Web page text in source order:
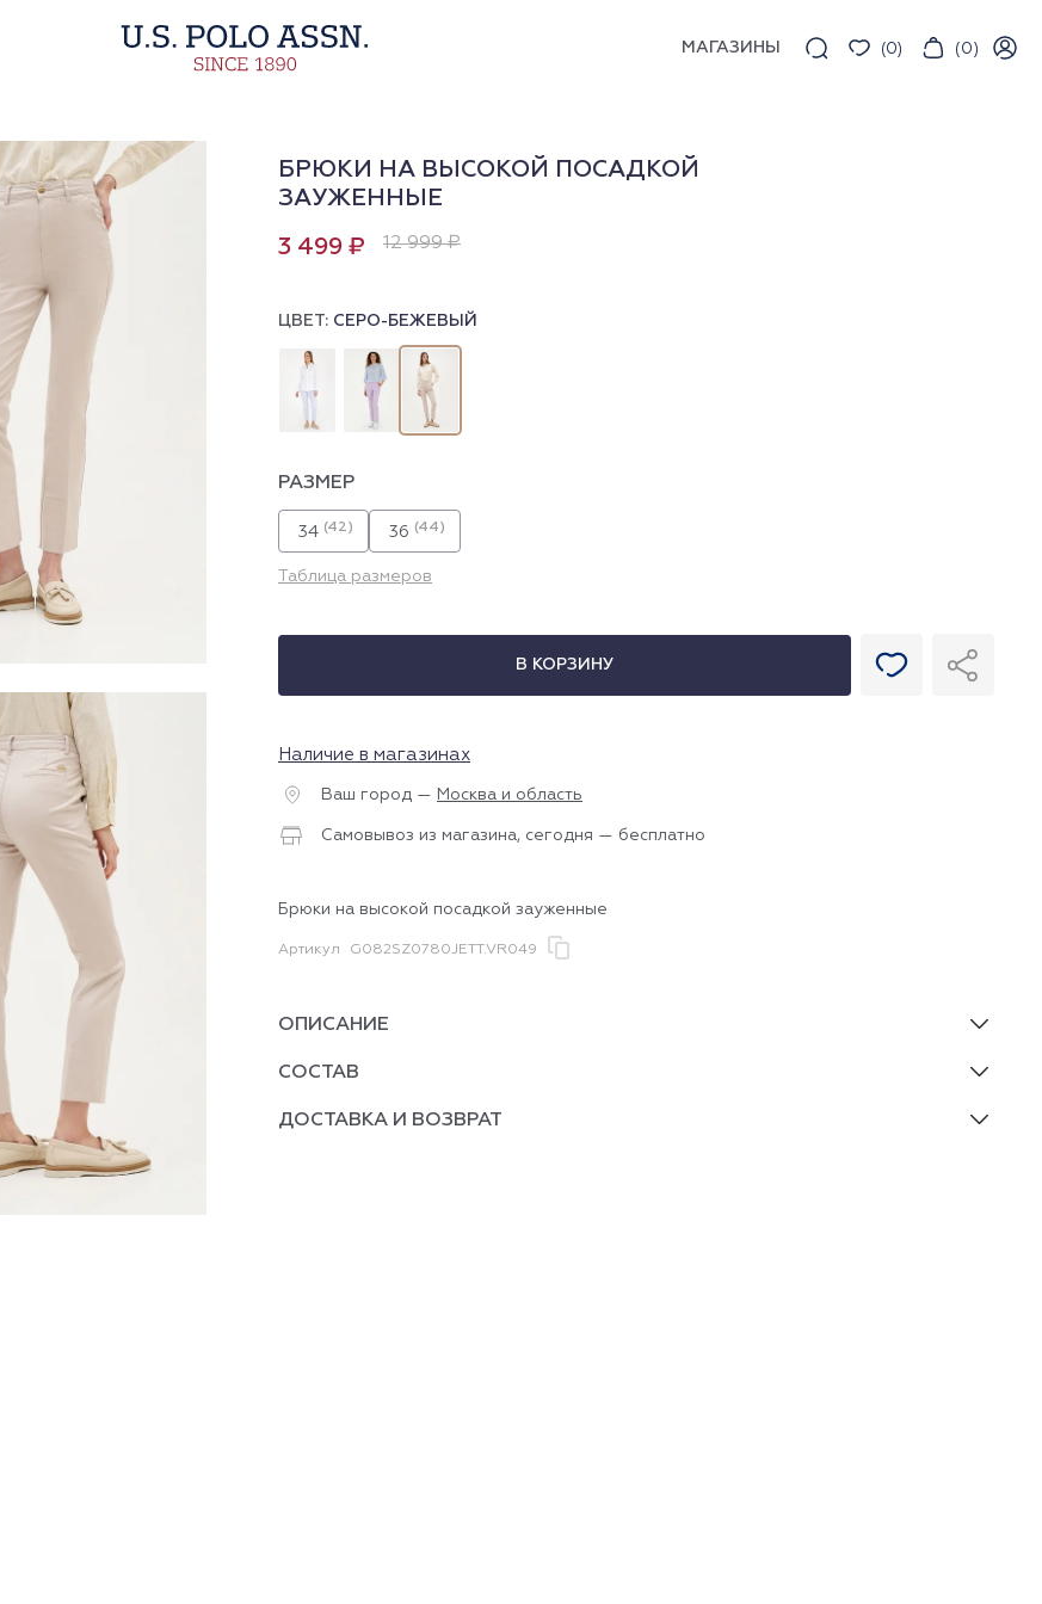
МАГАЗИНЫ (0) (0)
БРЮКИ НА ВЫСОКОЙ ПОСАДКОЙ
ЗАУЖЕННЫЕ
3 499 ₽ 12 999 ₽
ЦВЕТ: СЕРО-БЕЖЕВЫЙ
РАЗМЕР
34 (42) 36 (44)
Таблица размеров
В КОРЗИНУ
Наличие в магазинах
Ваш город — Москва и область
Самовывоз из магазина, сегодня — бесплатно
Брюки на высокой посадкой зауженные
Артикул G082SZ0780JETT.VR049
ОПИСАНИЕ
СОСТАВ
ДОСТАВКА И ВОЗВРАТ